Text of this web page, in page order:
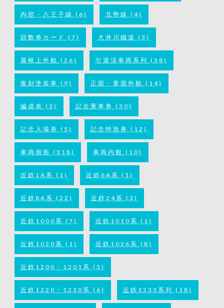
内部・八王子線 (6) 北勢線 (4)
回数券カード (7) 大井川鐵道 (3)
屋根上外観 (26) 引退済車両系列 (38)
復刻塗装車 (9) 正面・妻面外観 (14)
編成表 (3) 記念乗車券 (30)
記念入場券 (5) 記念特急券 (12)
車両側面 (318) 車両内観 (10)
近鉄1A系 (1) 近鉄6A系 (1)
近鉄8A系 (22) 近鉄24系 (3)
近鉄1000系 (7) 近鉄1010系 (1)
近鉄1020系 (1) 近鉄1026系 (8)
近鉄1200・1201系 (3)
近鉄1220・1230系 (6) 近鉄1233系列 (18)